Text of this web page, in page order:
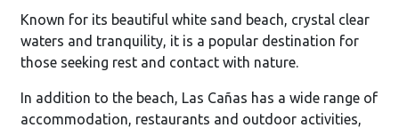
Known for its beautiful white sand beach, crystal clear
waters and tranquility, it is a popular destination for
those seeking rest and contact with nature.
In addition to the beach, Las Cañas has a wide range of
accommodation, restaurants and outdoor activities,